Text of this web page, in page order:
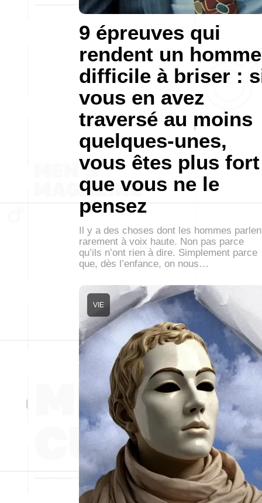
9 épreuves qui
rendent un homme
difficile à briser :
vous en avez
traversé au moins
quelques-unes,
vous êtes plus fort
que vous ne le
pensez
Il y a des choses dont les hommes
rarement à voix haute. Non pas parce
qu’ils n’ont rien à dire. Simplement parce
que, dès l’enfance, on nous…
VIE